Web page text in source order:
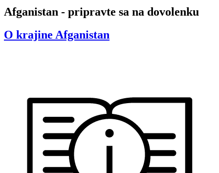
Afganistan - pripravte sa na dovolenku
O krajine Afganistan